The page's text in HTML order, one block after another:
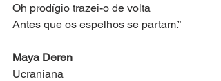
Oh prodígio trazei-o de volta
Antes que os espelhos se partam.”
Maya Deren
Ucraniana